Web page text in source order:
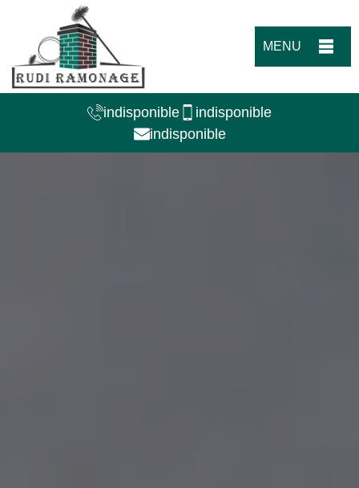
MENU
indisponible
indisponible
indisponible